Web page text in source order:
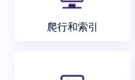
爬行和索引